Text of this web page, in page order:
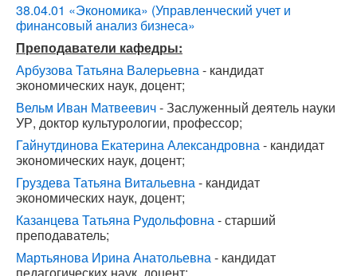
38.04.01 «Экономика» (Управленческий учет и
финансовый анализ бизнеса»
Преподаватели кафедры:
Арбузова Татьяна Валерьевна- кандидат
экономических наук, доцент;
Вельм Иван Матвеевич- Заслуженный деятель науки
УР, доктор культурологии, профессор;
Гайнутдинова Екатерина Александровна- кандидат
экономических наук, доцент;
Груздева Татьяна Витальевна- кандидат
экономических наук, доцент;
Казанцева Татьяна Рудольфовна- старший
преподаватель;
Мартьянова Ирина Анатольевна- кандидат